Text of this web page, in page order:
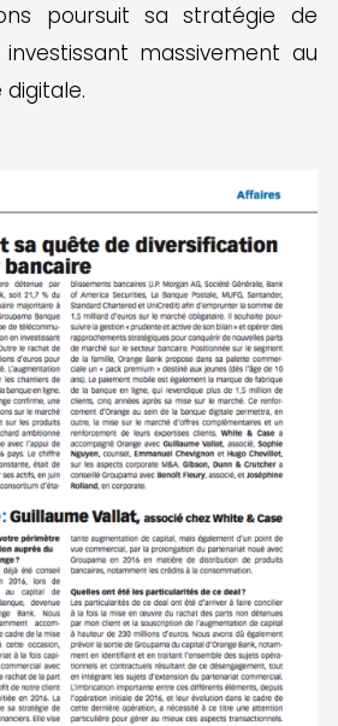
poursuit sa stratégie de
massivement au